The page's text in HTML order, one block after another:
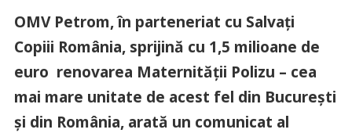
OMV Petrom, în parteneriat cu Salvați
Copiii România, sprijină cu 1,5 milioane de
euro renovarea Maternității Polizu – cea
mai mare unitate de acest fel din București
și din România, arată un comunicat al